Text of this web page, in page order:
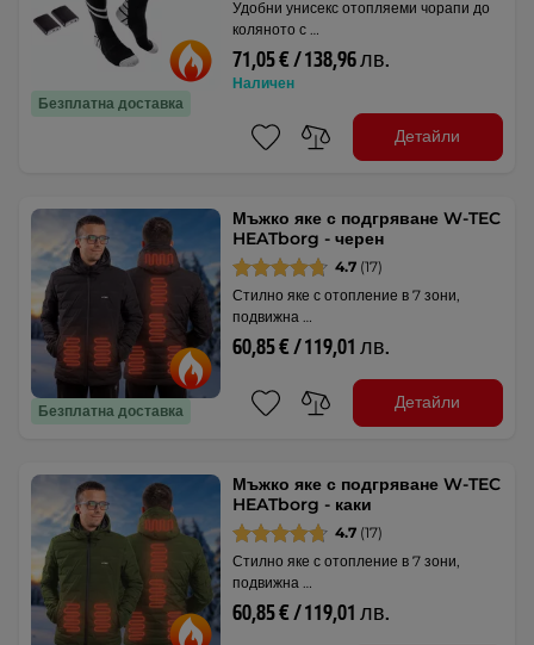
Безплатна доставка
Удобни унисекс отопляеми чорапи до
коляното с …
71,05 € / 138,96 лв.
Наличен
Детайли
Безплатна доставка
Мъжко яке с подгряване W-TEC
HEATborg - черен
4.7 (17)
Стилно яке с отопление в 7 зони,
подвижна …
60,85 € / 119,01 лв.
Детайли
Мъжко яке с подгряване W-TEC
HEATborg - каки
4.7 (17)
Стилно яке с отопление в 7 зони,
подвижна …
60,85 € / 119,01 лв.